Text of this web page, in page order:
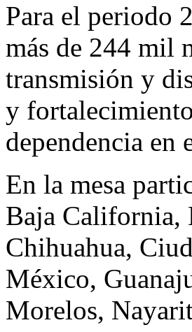
Para el periodo
más de 244 mil
transmisión y
y
dependencia en
En la mesa
Baja California,
Chihuahua,
México,
Morelos,